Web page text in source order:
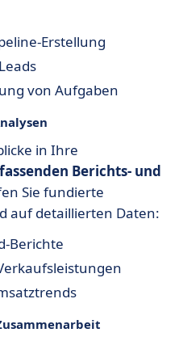
Erstellung
von Aufgaben
in Ihre
Berichts- und
Sie fundierte
auf detaillierten Daten:
Berichte